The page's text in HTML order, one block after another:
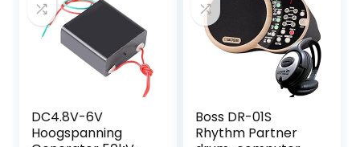
DC4.8V-6V
Hoogspanning
Boss DR-01S
Rhythm Partner